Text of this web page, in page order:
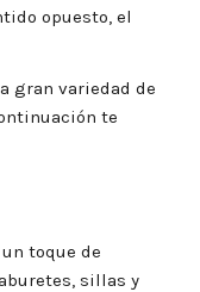
opuesto, el
gran variedad de
te
toque de
sillas y